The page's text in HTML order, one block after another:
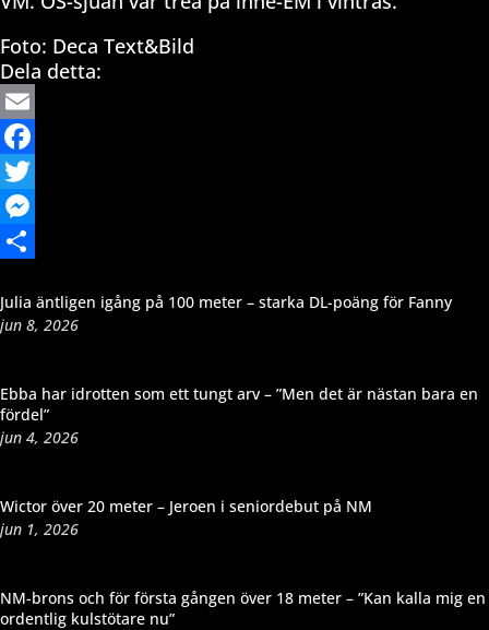
Foto: Deca Text&Bild
Dela detta:
Email
Facebook
Twitter
Messenger
Julia äntligen igång på 100 meter – starka DL-poäng för Fanny
jun 8, 2026
Ebba har idrotten som ett tungt arv – ”Men det är nästan bara en
fördel”
jun 4, 2026
Wictor över 20 meter – Jeroen i seniordebut på NM
jun 1, 2026
NM-brons och för första gången över 18 meter – ”Kan kalla mig en
ordentlig kulstötare nu”